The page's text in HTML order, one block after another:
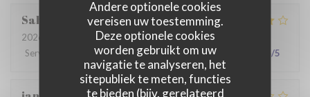
Andere optionele cookies
vereisen uw toestemming.
Deze optionele cookies
worden gebruikt om uw
navigatie te analyseren, het
sitepubliek te meten, functies
te bieden (bijv. gerelateerd
Sabrina
2026-07-25
- 21:00 - Gasten 2
Service
Atmosfeer:4/5 Keuken: 4/5 Kwaliteit / Prijs /5